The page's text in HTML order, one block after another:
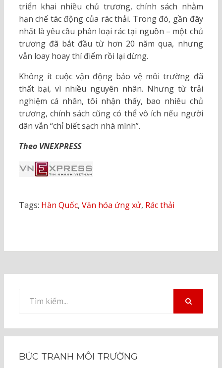
triển khai nhiều chủ trương, chính sách nhằm
hạn chế tác động của rác thải. Trong đó, gần đây
nhất là yêu cầu phân loại rác tại nguồn – một chủ
trương đã bắt đầu từ hơn 20 năm qua, nhưng
vẫn loay hoay thí điểm rồi lại dừng.
Không ít cuộc vận động bảo vệ môi trường đã
thất bại, vì nhiều nguyên nhân. Nhưng từ trải
nghiệm cá nhân, tôi nhận thấy, bao nhiêu chủ
trương, chính sách cũng có thể vô ích nếu người
dân vẫn “chỉ biết sạch nhà mình”.
Theo VNEXPRESS
Tags: Hàn Quốc, Văn hóa ứng xử, Rác thải
kiếm
BỨC TRANH MÔI TRƯỜNG